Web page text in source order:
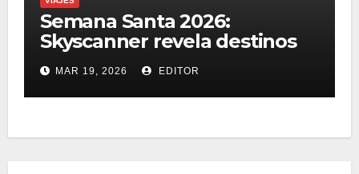
Semana Santa 2026:
Skyscanner revela destinos
con hoteles baratos para el
puente
MAR 19, 2026 EDITOR